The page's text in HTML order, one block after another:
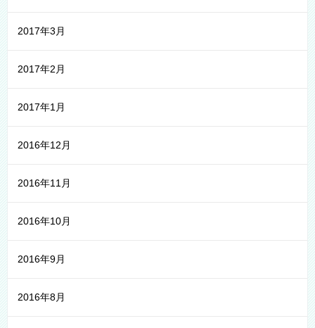
2017年3月
2017年2月
2017年1月
2016年12月
2016年11月
2016年10月
2016年9月
2016年8月